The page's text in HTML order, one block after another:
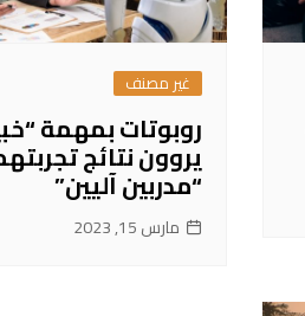
غير مصنف
روبوتات بمهمة
يروون نتائج
“مدربين آليين”
مارس 15, 2023